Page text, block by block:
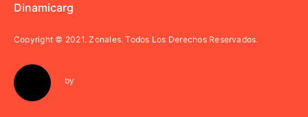
Dinamicarg
Copyright © 2021.Zonales. Todos Los Derechos Reservados.
by